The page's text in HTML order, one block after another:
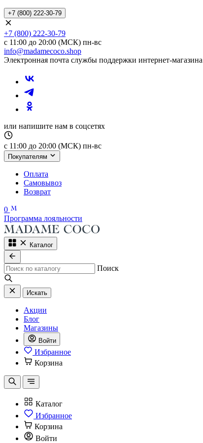
+7 (800) 222-30-79
+7 (800) 222-30-79
с 11:00 до 20:00 (МСК) пн-вс
info@madamecoco.shop
Электронная почта службы поддержки интернет-магазина
или напишите нам в соцсетях
с 11:00 до 20:00 (МСК) пн-вс
Покупателям
Оплата
Самовывоз
Возврат
0
Программа лояльности
Каталог
Поиск
Искать
Акции
Блог
Магазины
Войти
Избранное
Корзина
Каталог
Избранное
Корзина
Войти